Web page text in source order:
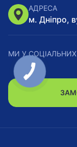
АДРЕСА
м. Дніпро,
МИ У